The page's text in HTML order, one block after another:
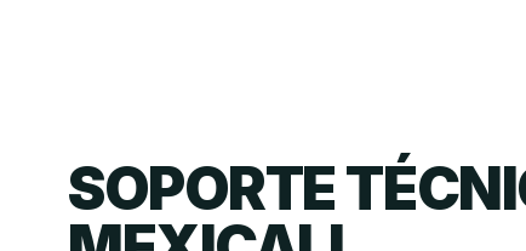
SOPORTE